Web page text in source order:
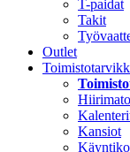
T-paidat
Takit
Outlet
Kansiot